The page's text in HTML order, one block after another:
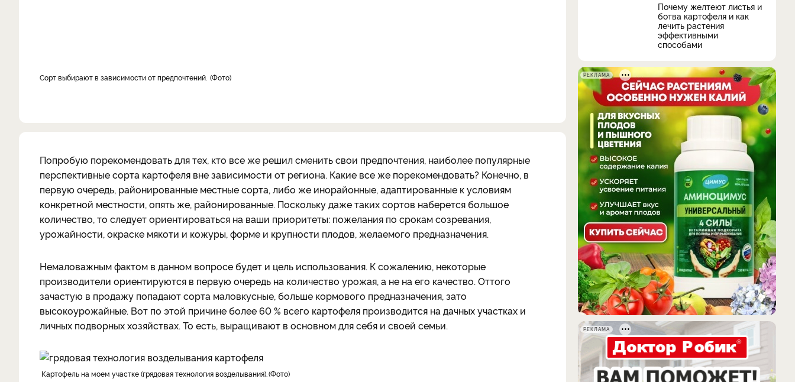
Сорт выбирают в зависимости от предпочтений. Фото
Попробую порекомендовать для тех, кто все же решил сменить свои предпочтения, наиболее популярные
перспективные сорта картофеля вне зависимости от региона. Какие все же порекомендовать? Конечно, в
первую очередь, районированные местные сорта, либо же инорайонные, адаптированные к условиям
конкретной местности, опять же, районированные. Поскольку даже таких сортов наберется большое
количество, то следует ориентироваться на ваши приоритеты: пожелания по срокам созревания,
урожайности, окраске мякоти и кожуры, форме и крупности плодов, желаемого предназначения.
Немаловажным фактом в данном вопросе будет и цель использования. К сожалению, некоторые
производители ориентируются в первую очередь на количество урожая, а не на его качество. Оттого
зачастую в продажу попадают сорта маловкусные, больше кормового предназначения, зато
высокоурожайные. Вот по этой причине более 60 % всего картофеля производится на дачных участках и
личных подворных хозяйствах. То есть, выращивают в основном для себя и своей семьи.
Картофель на моем участке (грядовая технология возделывания). Фото
Почему желтеют листья и
ботва картофеля и как
лечить растения
эффективными
способами
РЕКЛАМА
РЕКЛАМА